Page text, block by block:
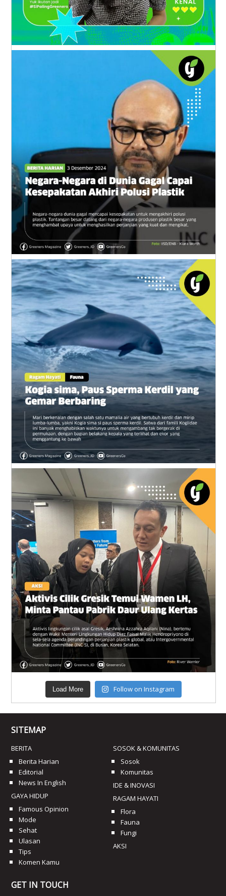
Load More Follow on Instagram
SITEMAP
BERITA
Berita Harian
Editorial
News In English
GAYA HIDUP
Famous Opinion
Mode
Sehat
Ulasan
Tips
Komen Kamu
SOSOK & KOMUNITAS
Sosok
Komunitas
IDE & INOVASI
RAGAM HAYATI
Flora
Fauna
Fungi
AKSI
GET IN TOUCH